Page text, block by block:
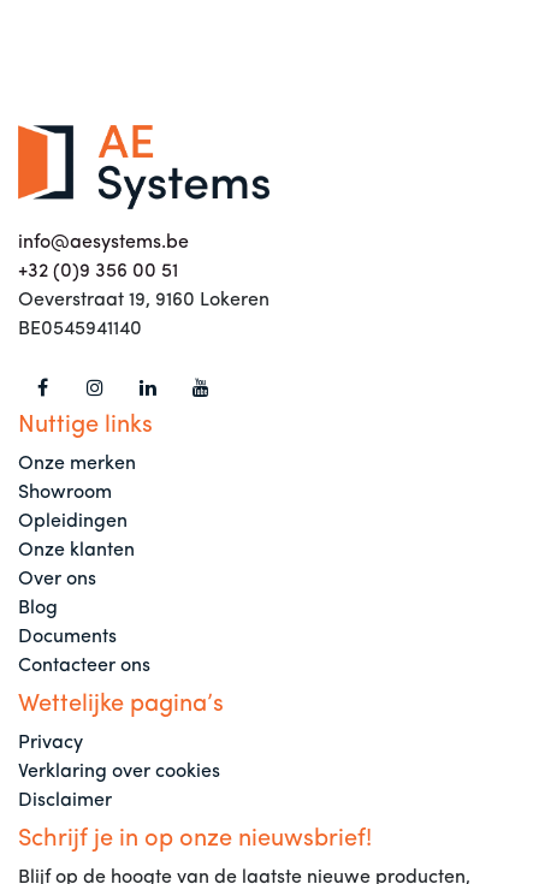
info@aesystems.be
+32 (0)9 356 00 51
Oeverstraat 19, 9160 Lokeren
BE0545941140
Nuttige links
Onze merken
Showroom
Opleidingen
Onze klanten
Over ons
Blog
Documents
Contacteer ons
Wettelijke pagina’s
Privacy
Verklaring over cookies
Disclaimer
Schrijf je in op onze nieuwsbrief!
Blijf op de hoogte van de laatste nieuwe producten,